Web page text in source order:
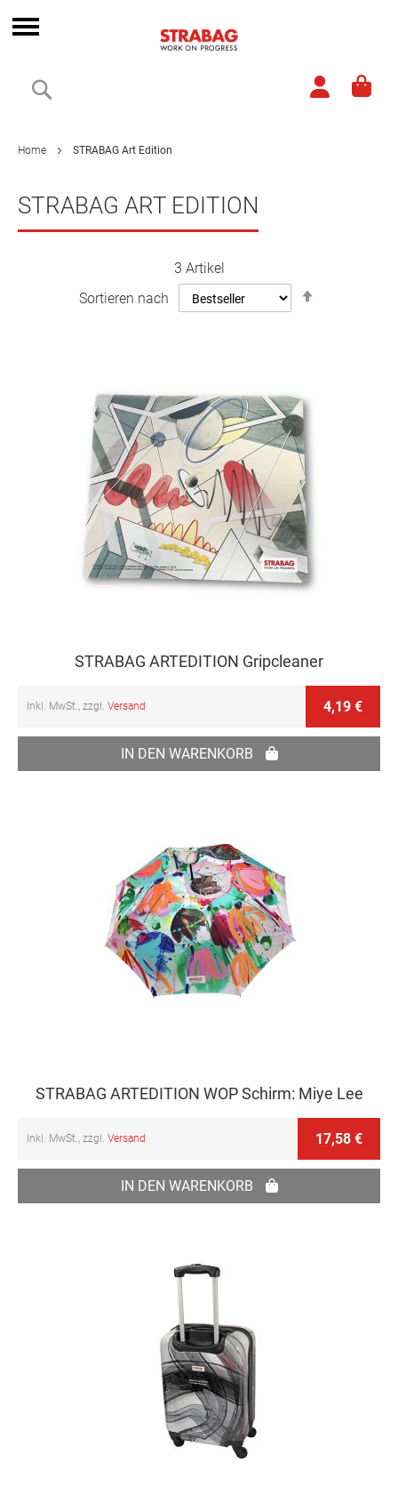
zum
Navigation
Home STRABAG Art Edition
STRABAG ART EDITION
3 Artikel
Sortieren nach
STRABAG ARTEDITION Gripcleaner
4,19 €
Inkl. MwSt., zzgl. Versand
IN DEN WARENKORB
STRABAG ARTEDITION WOP Schirm: Miye Lee
17,58 €
Inkl. MwSt., zzgl. Versand
IN DEN WARENKORB